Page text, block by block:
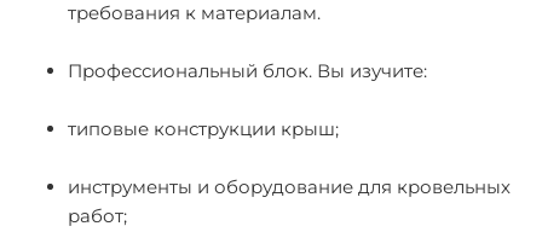
требования к материалам.
Профессиональный блок. Вы изучите:
типовые конструкции крыш;
инструменты и оборудование для кровельных
работ;